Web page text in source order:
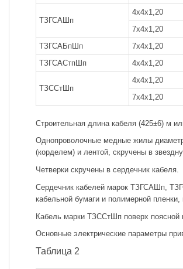
ТЗГСАШп
4x4x1,20
7x4x1,20
ТЗГСАБпШп
7x4x1,20
ТЗГСАСтпШп
4x4x1,20
ТЗССтШп
4x4x1,20
7x4x1,20
Строительная длина кабеля (425±6) м
Однопроволочные медные жилы
(корделем) и лентой, скручены в
Четверки скручены в сердечник кабеля.
Сердечник кабелей марок ТЗГСАШп,
кабельной бумаги и полимерной
Кабель марки ТЗССтШп поверх поясной
Основные электрические параметры
Таблица 2